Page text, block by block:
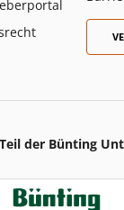
der Bünting